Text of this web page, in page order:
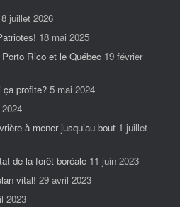
8 juillet 2026
18 mai 2025
Rico et le Québec 19 février
ça profite? 5 mai 2024
à mener jusqu’au bout 1 juillet
de la forêt boréale 11 juin 2023
vital! 29 avril 2023
2023